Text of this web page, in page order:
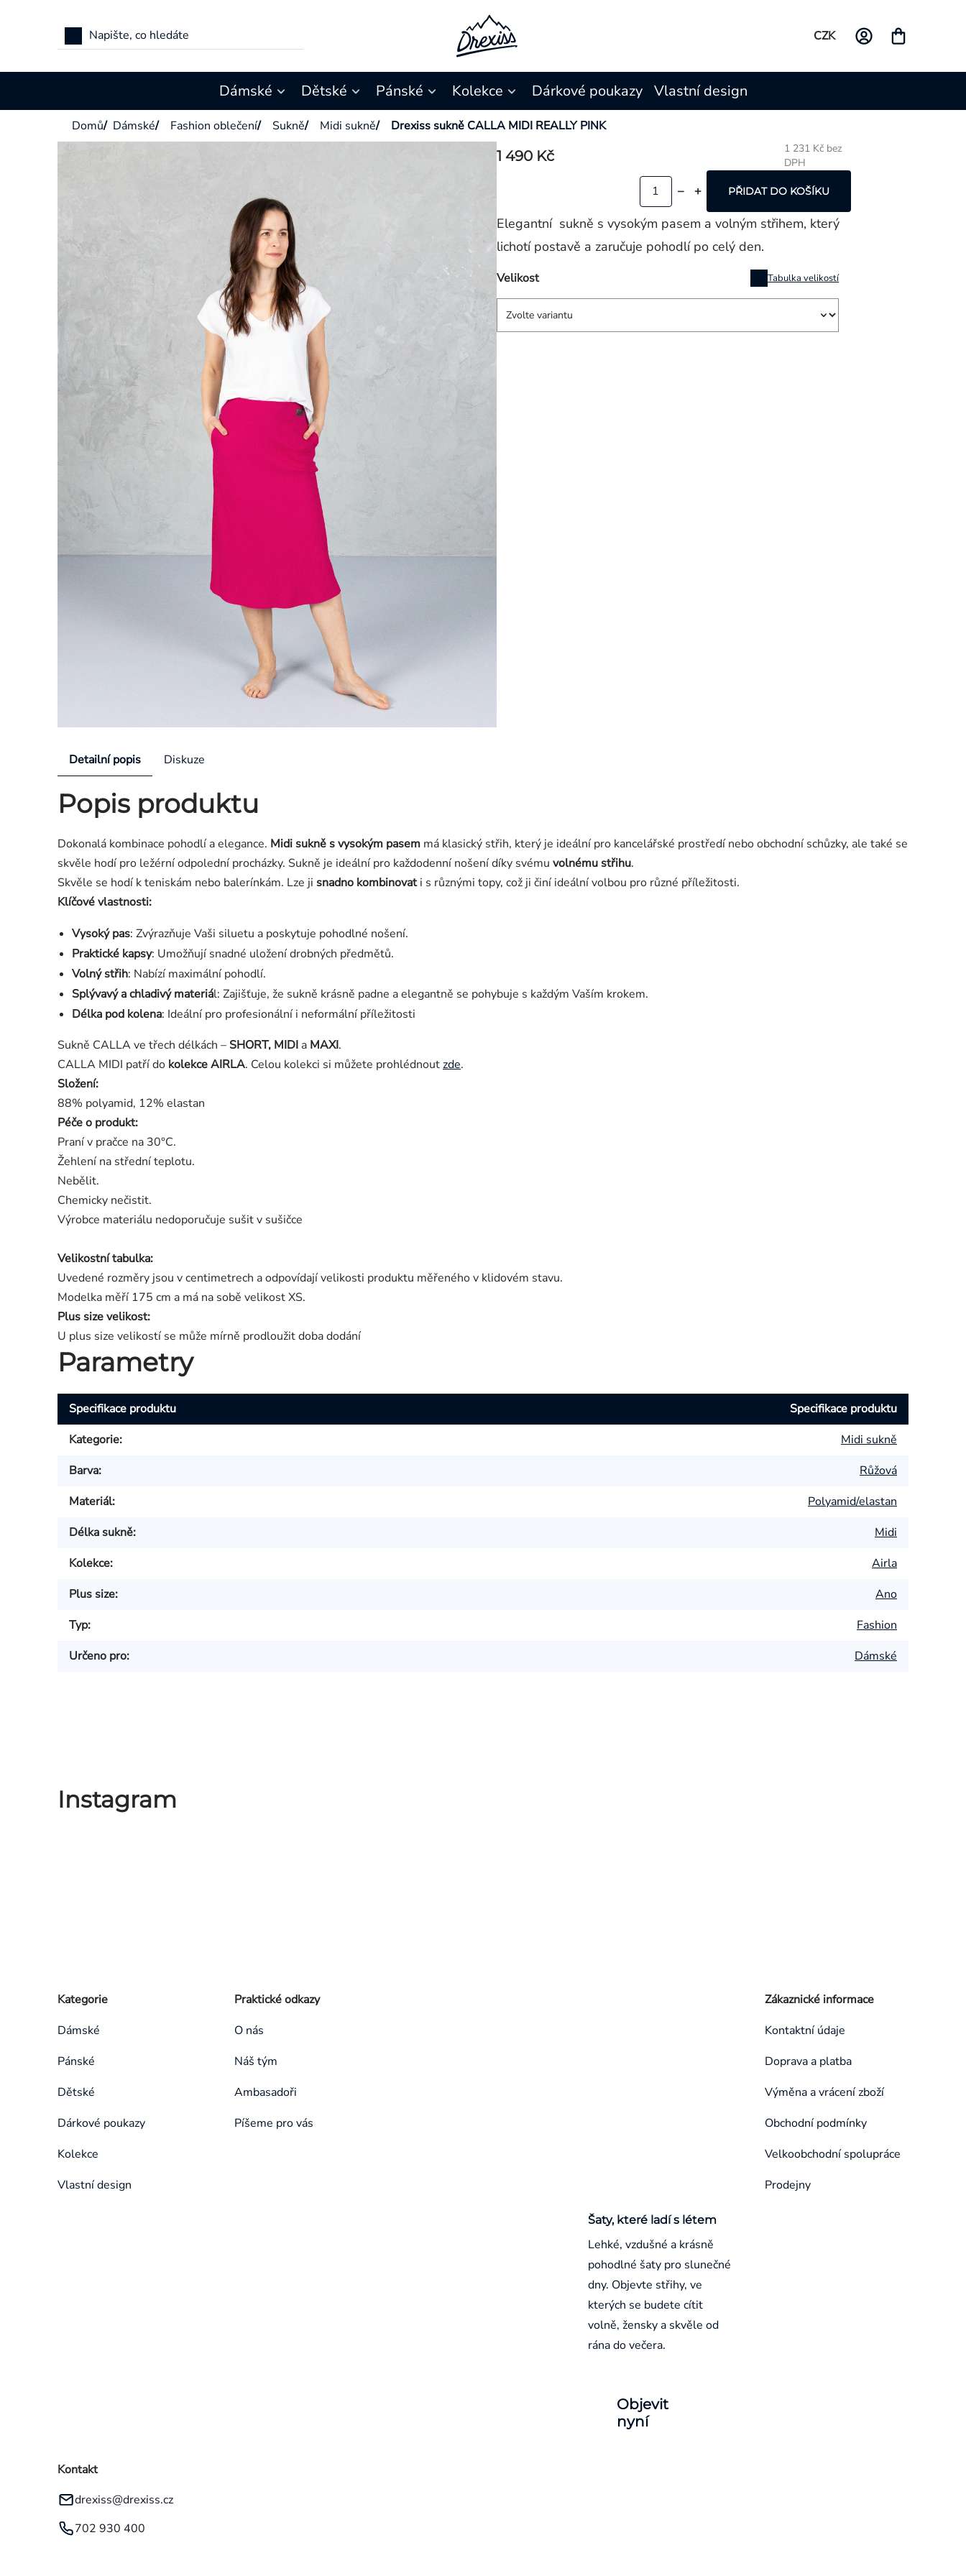
CZK
Dámské Dětské Pánské Kolekce Dárkové poukazy Vlastní design
Domů/ Dámské/ Fashion oblečení/ Sukně/ Midi sukně/ Drexiss sukně CALLA MIDI REALLY PINK
1 490 Kč
1 231 Kč bez
DPH
Velikost Tabulka velikostí
PŘIDAT DO KOŠÍKU
Elegantní sukně s vysokým pasem a volným střihem, který
lichotí postavě a zaručuje pohodlí po celý den.
Detailní popis Diskuze
Popis produktu
Dokonalá kombinace pohodlí a elegance. Midi sukně s vysokým pasem má klasický střih, který je ideální pro kancelářské prostředí nebo obchodní schůzky, ale také se
skvěle hodí pro ležérní odpolední procházky. Sukně je ideální pro každodenní nošení díky svému volnému střihu.
Skvěle se hodí k teniskám nebo balerínkám. Lze ji snadno kombinovati s různými topy, což ji činí ideální volbou pro různé příležitosti.
Klíčové vlastnosti:
Vysoký pas: Zvýrazňuje Vaši siluetu a poskytuje pohodlné nošení.
Praktické kapsy: Umožňují snadné uložení drobných předmětů.
Volný střih: Nabízí maximální pohodlí.
Splývavý a chladivý materiál: Zajišťuje, že sukně krásně padne a elegantně se pohybuje s každým Vaším krokem.
Délka pod kolena: Ideální pro profesionální i neformální příležitosti
Sukně CALLA ve třech délkách –SHORT, MIDI a MAXI.
CALLA MIDI patří do kolekce AIRLA. Celou kolekci si můžete prohlédnoutzde.
Složení:
88% polyamid, 12% elastan
Péče o produkt:
Praní v pračce na 30°C.
Žehlení na střední teplotu.
Nebělit.
Chemicky nečistit.
Výrobce materiálu nedoporučuje sušit v sušičce
Velikostní tabulka:
Uvedené rozměry jsou v centimetrech a odpovídají velikosti produktu měřeného v klidovém stavu.
Modelka měří 175 cm a má na sobě velikost XS.
Plus size velikost:
U plus size velikostí se může mírně prodloužit doba dodání
Parametry
Specifikace produktu
Specifikace produktu
Kategorie:
Midi sukně
Barva:
Růžová
Materiál:
Polyamid/elastan
Délka sukně:
Midi
Kolekce:
Airla
Plus size:
Ano
Typ:
Fashion
Určeno pro: Dámské
Instagram
kategorie
Kategorie
Dámské
Pánské
Dětské
Dárkové poukazy
Kolekce
Vlastní design
Praktické odkazy
O nás
Náš tým
Ambasadoři
Píšeme pro vás
Šaty, které ladí s létem
Lehké, vzdušné a krásně
pohodlné šaty pro slunečné
dny. Objevte střihy, ve
kterých se budete cítit
volně, žensky a skvěle od
rána do večera.
Objevit
nyní
Zákaznické informace
Kontaktní údaje
Doprava a platba
Výměna a vrácení zboží
Obchodní podmínky
Velkoobchodní spolupráce
Prodejny
Kontakt
drexiss@drexiss.cz
702 930 400